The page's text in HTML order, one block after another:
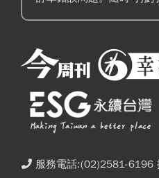
服務電話:(02)2581-6196